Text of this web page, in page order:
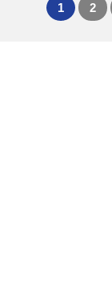
Paginasi
1 2